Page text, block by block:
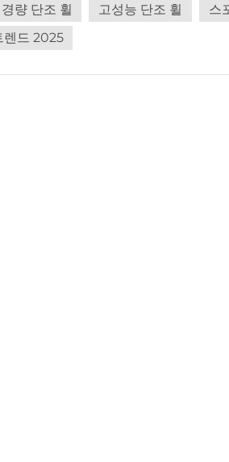
스탬핑 강철 휠보다 무게가 거의 절반
4) 부식에 대한 저항성과 도로 시약의
다는 휘어질 가능성이 더 높습니다.
경량 단조 휠 고성능 단조 휠 스
렌드 2025